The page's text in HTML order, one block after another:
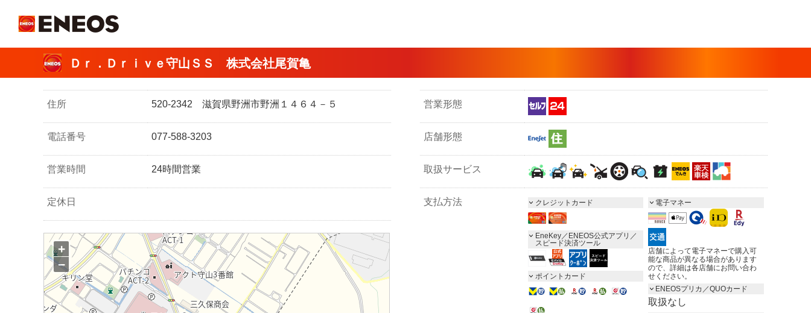
Ｄｒ．Ｄｒｉｖｅ守山ＳＳ 株式会社尾賀亀
住所 520-2342 滋賀県野洲市野洲１４６４－５
電話番号 077-588-3203
営業時間 24時間営業
定休日
+
−
営業形態
店舗形態
取扱サービス
支払方法 クレジットカード
EneKey／ENEOS公式アプリ／
スピード決済ツール
ポイントカード
電子マネー
店舗によって電子マネーで購入可
能な商品が異なる場合があります
ので、詳細は各店舗にお問い合わ
せください。
ENEOSプリカ／QUOカード
取扱なし